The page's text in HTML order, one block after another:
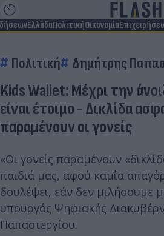
ΕλλάδαΠολιτικήΟικονομία
Πολιτική Δημήτρης
Kids Wallet: Μέχρι την
είναι έτοιμο - Δικλίδα
παραμένουν οι γονείς
«Οι γονείς παραμένουν
παιδιά μας, αφού καμία
δουλέψει, εάν δεν μιλήσουμε
υπουργός Ψηφιακής
Παπαστεργίου.